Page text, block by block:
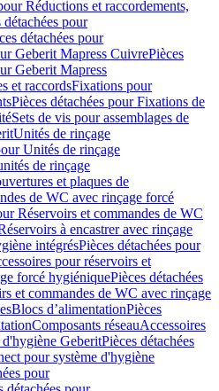
Réductions et raccordements,
détachées pour
détachées pour
Geberit Mapress CuivrePièces
Geberit Mapress
et raccordsFixations pour
Pièces détachées pour Fixations de
Sets de vis pour assemblages de
Unités de rinçage
Unités de rinçage
de rinçage
et plaques de
de WC avec rinçage forcé
Réservoirs et commandes de WC
à encastrer avec rinçage
intégrésPièces détachées pour
pour réservoirs et
forcé hygiéniquePièces détachées
et commandes de WC avec rinçage
Blocs d’alimentationPièces
Composants réseauAccessoires
GeberitPièces détachées
pour système d'hygiène
pour